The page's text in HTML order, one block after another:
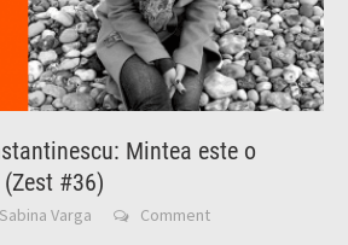
Mintea este o
#36)
Sabina Varga Comment